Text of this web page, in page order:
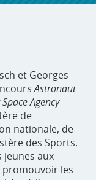
et Georges
Astronaut
Agency
de
nationale, de
des Sports.
jeunes aux
les